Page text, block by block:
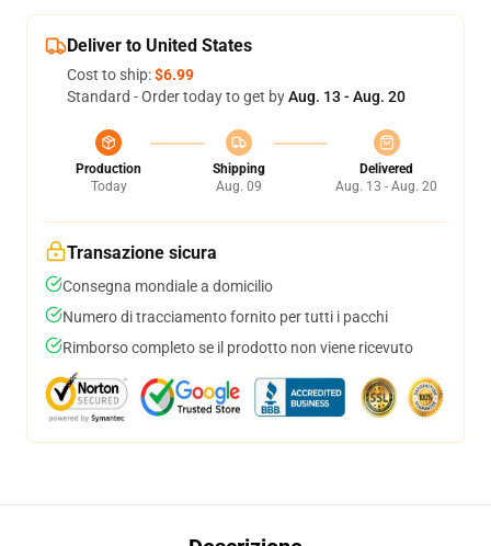
Deliver to United States
Cost to ship:$6.99
Standard - Order today to get byAug. 13 - Aug. 20
Production
Today
Shipping
Aug. 09
Delivered
Aug. 13 - Aug. 20
Transazione sicura
Consegna mondiale a domicilio
Numero di tracciamento fornito per tutti i pacchi
Rimborso completo se il prodotto non viene ricevuto